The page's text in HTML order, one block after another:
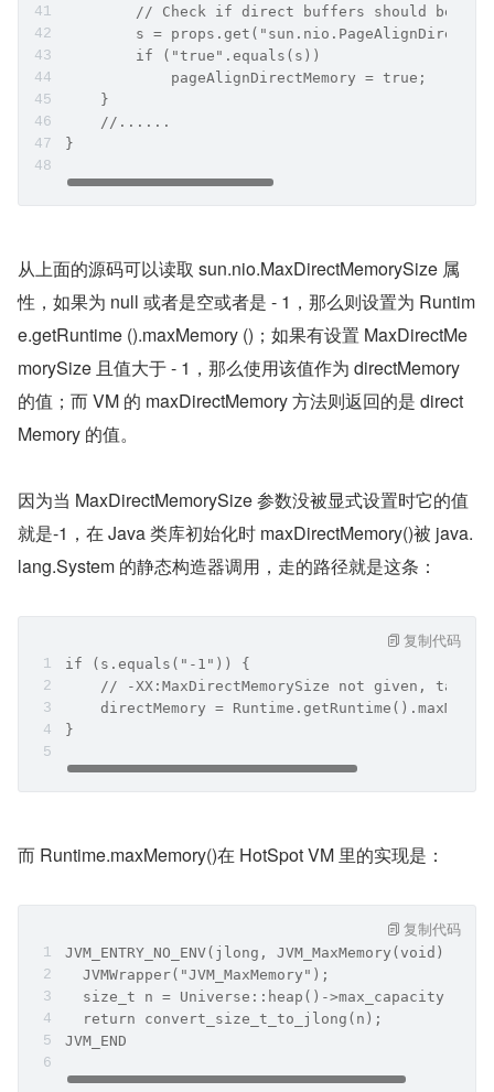
// Check if direct buffers should be
s =
        if ("true".equals(s))
            pageAlignDirectMemory = true;
    }
    //......
}
从上面的源码可以读取 sun.nio.MaxDirectMemorySize 属
性，如果为 null 或者是空或者是 - 1，那么则设置为 Runtim
e.getRuntime ().maxMemory ()；如果有设置 MaxDirectMe
morySize 且值大于 - 1，那么使用该值作为 directMemory
的值；而 VM 的 maxDirectMemory 方法则返回的是 direct
Memory 的值。
因为当 MaxDirectMemorySize 参数没被显式设置时它的值
就是-1，在 Java 类库初始化时 maxDirectMemory()被 java.
lang.System 的静态构造器调用，走的路径就是这条：
if (s.equals("-1")) {
// -XX:MaxDirectMemorySize not given, take
directMemory =
}
复制代码
而 Runtime.maxMemory()在 HotSpot VM 里的实现是：
JVM_ENTRY_NO_ENV(jlong, JVM_MaxMemory(void))
  JVMWrapper("JVM_MaxMemory");
  size_t n = Universe::heap()->max_capacity();
  return convert_size_t_to_jlong(n);
JVM_END
复制代码